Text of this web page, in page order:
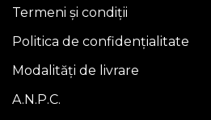
Termeni și condiții
Politica de confidențialitate
Modalități de livrare
A.N.P.C.